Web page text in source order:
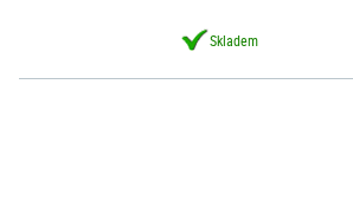
Skladem